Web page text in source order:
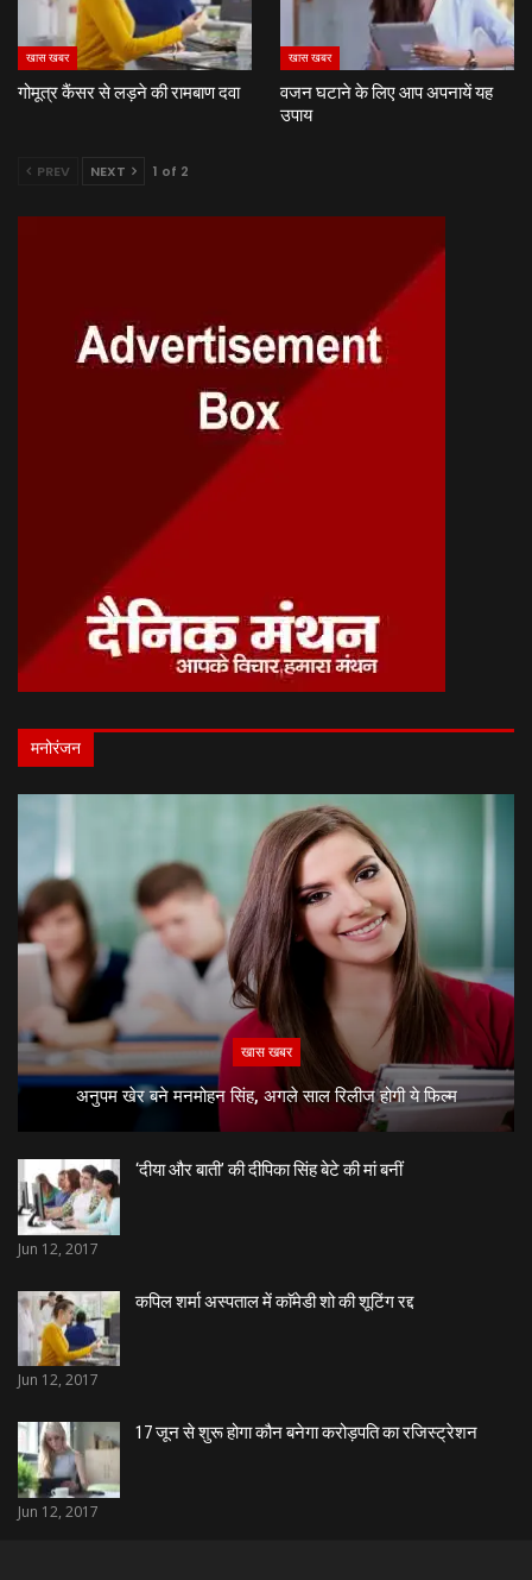
खास खबर
गोमूत्र कैंसर से लड़ने की रामबाण दवा
खास खबर
वजन घटाने के लिए आप अपनायें यह
उपाय
PREV NEXT 1 of 2
मनोरंजन
खास खबर
अनुपम खेर बने मनमोहन सिंह, अगले साल रिलीज होगी ये फिल्म
‘दीया और बाती’ की दीपिका सिंह बेटे की मां बनीं
Jun 12, 2017
कपिल शर्मा अस्पताल में काॅमेडी शो की शूटिंग रद्द
Jun 12, 2017
17 जून से शुरू होगा कौन बनेगा करोड़पति का रजिस्ट्रेशन
Jun 12, 2017